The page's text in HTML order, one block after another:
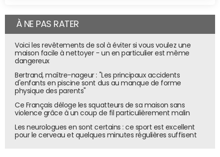
À NE PAS RATER
Voici les revêtements de sol à éviter si vous voulez une
maison facile à nettoyer - un en particulier est même
dangereux
Bertrand, maître-nageur : "Les principaux accidents
d'enfants en piscine sont dus au manque de forme
physique des parents"
Ce Français déloge les squatteurs de sa maison sans
violence grâce à un coup de fil particulièrement malin
Les neurologues en sont certains : ce sport est excellent
pour le cerveau et quelques minutes régulières suffisent